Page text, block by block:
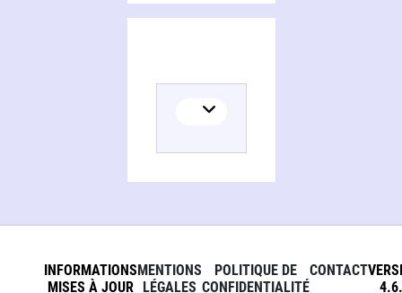
INFORMATIONS
MISES À JOUR
MENTIONS
LÉGALES
POLITIQUE DE
CONFIDENTIALITÉ
CONTACT